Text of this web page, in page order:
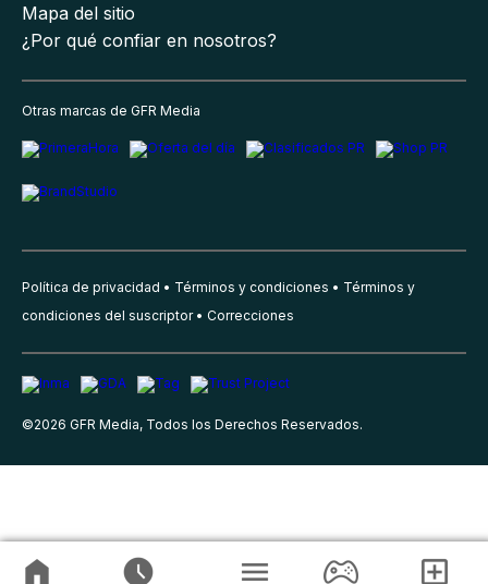
Mapa del sitio
¿Por qué confiar en nosotros?
Otras marcas de GFR Media
Política de privacidad Términos y condiciones
Términos y
condiciones del suscriptor
Correcciones
©2026 GFR Media, Todos los Derechos Reservados.